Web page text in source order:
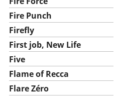
Fire Punch
Firefly
First job, New Life
Five
Flame of Recca
Flare Zéro